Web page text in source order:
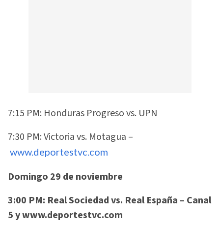
7:15 PM: Honduras Progreso vs. UPN
7:30 PM: Victoria vs. Motagua –
www.deportestvc.com
Domingo 29 de noviembre
3:00 PM: Real Sociedad vs. Real España – Canal
5 y www.deportestvc.com